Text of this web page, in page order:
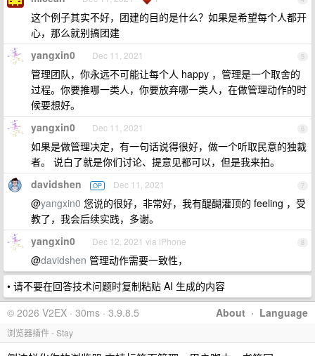
这个例子其实不好，团建的目的是什么？如果是希望每个人都开
心，那么就别搞团建
5
yangxin0 Dec 11, 2021
管理团队，你永远不可能让每个人 happy ，管理是一个取舍的
过程。你要推哪一类人，你要放弃哪一类人，在做管理动作的时
候要想好。
6
yangxin0 Dec 11, 2021
如果是做管理决定，有一句话说得很好，做一个听取民意的独裁
者。 说白了就是你们讨论、提意见都可以，但是我来拍。
7
davidshen OP Dec 11, 2021
@yangxin0 您说的很好，非常好，我有醍醐灌顶的 feeling ，受
教了，我会后续实践，多谢。
8
yangxin0 Dec 12, 2021 via iPhone
@davidshen 管理动作需要一致性，
• 请不要在回答技术问题时复制粘贴 AI 生成的内容
About · Language
© 2026 V2EX · 30ms · 3.9.8.5
浏览器插件 - Stay